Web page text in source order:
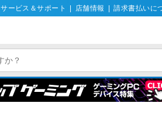
サービス＆サポート 店舗情報 請求書払いに